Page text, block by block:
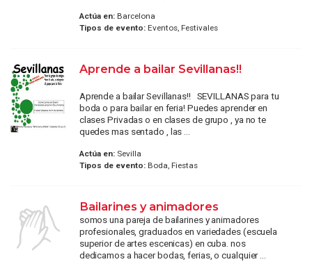
Actúa en:Barcelona
Tipos de evento:Eventos, Festivales
Aprende a bailar Sevillanas!!
Aprende a bailar Sevillanas!! SEVILLANAS para tu
boda o para bailar en feria! Puedes aprender en
clases Privadas o en clases de grupo , ya no te
quedes mas sentado , las ...
Actúa en:Sevilla
Tipos de evento:Boda, Fiestas
Bailarines y animadores
somos una pareja de bailarines y animadores
profesionales, graduados en variedades (escuela
superior de artes escenicas) en cuba. nos
dedicamos a hacer bodas, ferias, o cualquier ...